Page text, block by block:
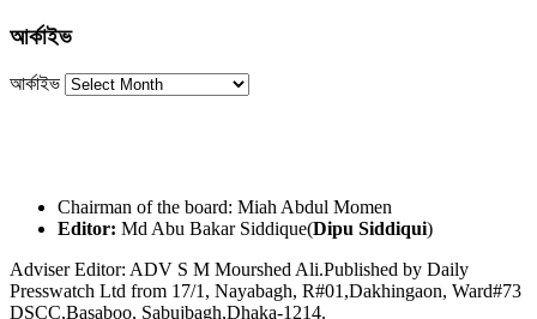
আর্কাইভ
আর্কাইভ
Chairman of the board: Miah Abdul Momen
Editor: Md Abu Bakar Siddique(Dipu Siddiqui)
Adviser Editor: ADV S M Mourshed Ali.Published by Daily
Presswatch Ltd from 17/1, Nayabagh, R#01,Dakhingaon, Ward#73
DSCC,Basaboo, Sabujbagh,Dhaka-1214.